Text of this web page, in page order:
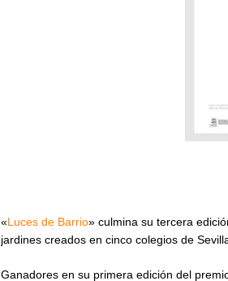
«Luces de Barrio» culmina su tercera
jardines creados en cinco colegios de
Ganadores en su primera edición del